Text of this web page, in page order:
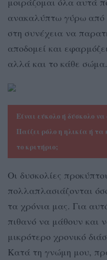
ανακαλύπτω γύρω από
στη συνέχεια να
αποδομεί και
αλλά και το κάθε σώμα.
Είναι εύκολο ή δύσκολο
Παίζει ρόλο η ηλικία ή
το κριτήριο;
Οι δυσκολίες
πολλαπλασιάζονται
τα χρόνια μας. Για
πιθανό να μάθουν και
μικρότερο χρονικό
Κατά τη γνώμη μου,